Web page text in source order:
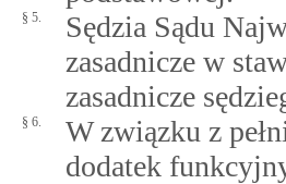
§ 5.
Sędzia Sądu
zasadnicze w
zasadnicze
§ 6.
W związku z
dodatek